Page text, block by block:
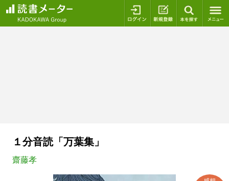
ログイン 新規登録
１分音読「万葉集」
齋藤孝